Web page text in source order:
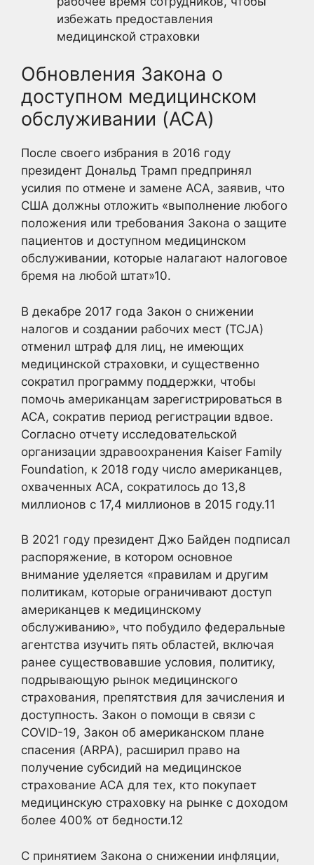
избежать предоставления
медицинской страховки
Обновления Закона о
доступном медицинском
обслуживании (ACA)
После своего избрания в 2016 году
президент Дональд Трамп предпринял
усилия по отмене и замене ACA, заявив, что
США должны отложить «выполнение любого
положения или требования Закона о защите
пациентов и доступном медицинском
обслуживании, которые налагают налоговое
бремя на любой штат»10.
В декабре 2017 года Закон о снижении
налогов и создании рабочих мест (TCJA)
отменил штраф для лиц, не имеющих
медицинской страховки, и существенно
сократил программу поддержки, чтобы
помочь американцам зарегистрироваться в
ACA, сократив период регистрации вдвое.
Согласно отчету исследовательской
организации здравоохранения Kaiser Family
Foundation, к 2018 году число американцев,
охваченных ACA, сократилось до 13,8
миллионов с 17,4 миллионов в 2015 году.11
В 2021 году президент Джо Байден подписал
распоряжение, в котором основное
внимание уделяется «правилам и другим
политикам, которые ограничивают доступ
американцев к медицинскому
обслуживанию», что побудило федеральные
агентства изучить пять областей, включая
ранее существовавшие условия, политику,
подрывающую рынок медицинского
страхования, препятствия для зачисления и
доступность. Закон о помощи в связи с
COVID-19, Закон об американском плане
спасения (ARPA), расширил право на
получение субсидий на медицинское
страхование ACA для тех, кто покупает
медицинскую страховку на рынке с доходом
более 400% от бедности.12
С принятием Закона о снижении инфляции,